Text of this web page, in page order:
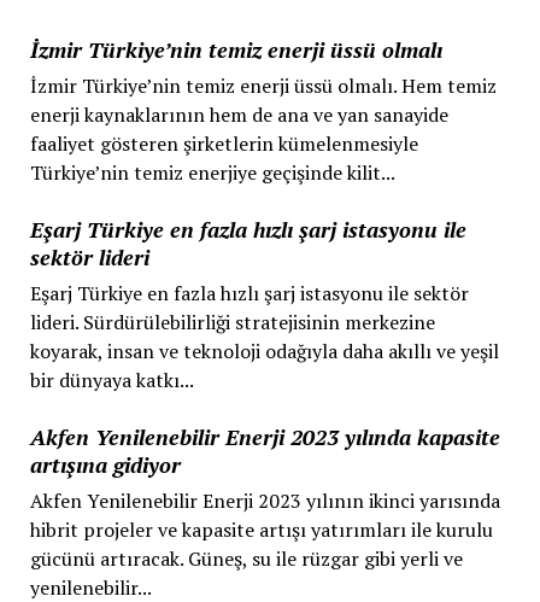
İzmir Türkiye’nin temiz enerji üssü olmalı
İzmir Türkiye’nin temiz enerji üssü olmalı. Hem temiz
enerji kaynaklarının hem de ana ve yan sanayide
faaliyet gösteren şirketlerin kümelenmesiyle
Türkiye’nin temiz enerjiye geçişinde kilit...
Eşarj Türkiye en fazla hızlı şarj istasyonu ile
sektör lideri
Eşarj Türkiye en fazla hızlı şarj istasyonu ile sektör
lideri. Sürdürülebilirliği stratejisinin merkezine
koyarak, insan ve teknoloji odağıyla daha akıllı ve yeşil
bir dünyaya katkı...
Akfen Yenilenebilir Enerji 2023 yılında kapasite
artışına gidiyor
Akfen Yenilenebilir Enerji 2023 yılının ikinci yarısında
hibrit projeler ve kapasite artışı yatırımları ile kurulu
gücünü artıracak. Güneş, su ile rüzgar gibi yerli ve
yenilenebilir...